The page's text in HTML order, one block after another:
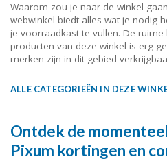
Waarom zou je naar de winkel
webwinkel biedt alles wat je nodig
je voorraadkast te vullen. De
producten van deze winkel is erg
merken zijn in dit gebied
ALLE CATEGORIEËN IN DEZE
Ontdek de
Pixum kortingen en